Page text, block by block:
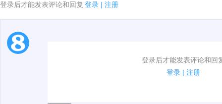
登录后才能发表评论和回复 登录 | 注册
登录后才能发表评论和回
登录 | 注册
1.电脑端新用户可以发表评论了！